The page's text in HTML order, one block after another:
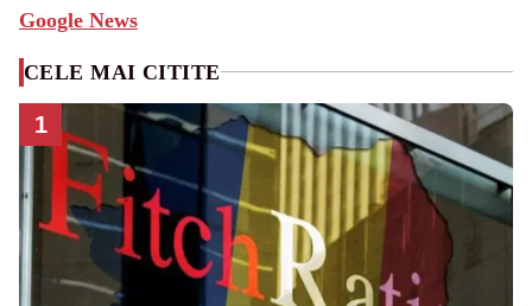
Google News
CELE MAI CITITE
1